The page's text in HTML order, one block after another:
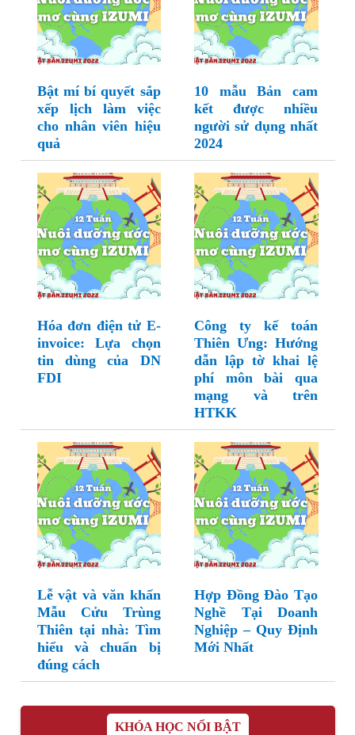
Bật mí bí quyết sắp
xếp lịch làm việc
cho nhân viên hiệu
quả
10 mẫu Bản cam
kết được nhiều
người sử dụng nhất
2024
Hóa đơn điện tử E-
invoice: Lựa chọn
tin dùng của DN
FDI
Công ty kế toán
Thiên Ưng: Hướng
dẫn lập tờ khai lệ
phí môn bài qua
mạng và trên
HTKK
Lễ vật và văn khấn
Mẫu Cửu Trùng
Thiên tại nhà: Tìm
hiểu và chuẩn bị
đúng cách
Hợp Đồng Đào Tạo
Nghề Tại Doanh
Nghiệp – Quy Định
Mới Nhất
KHÓA HỌC NỔI BẬT